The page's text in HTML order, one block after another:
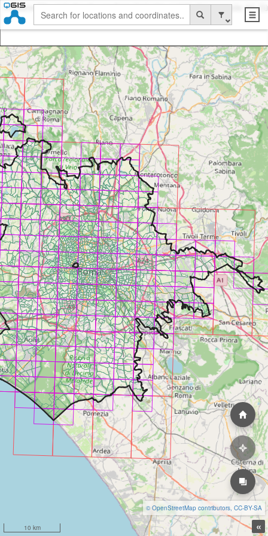
«
10 km
© OpenStreetMap contributors, CC-BY-SA